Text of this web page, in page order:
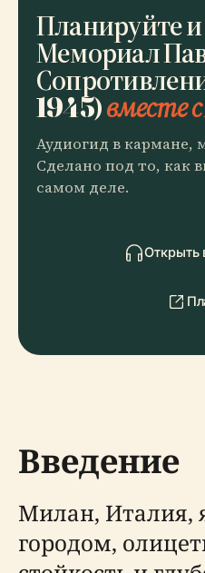
Планируйте
Мемориал
1945)вместе
Аудиогид в кармане,
Сделано под то, как
самом деле.
Открыть
Введение
Милан, Италия,
городом,